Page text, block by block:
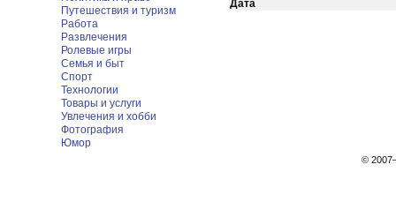
Путешествия и туризм
Работа
Развлечения
Ролевые игры
Семья и быт
Спорт
Технологии
Товары и услуги
Увлечения и хобби
Фотография
Юмор
Дата
©